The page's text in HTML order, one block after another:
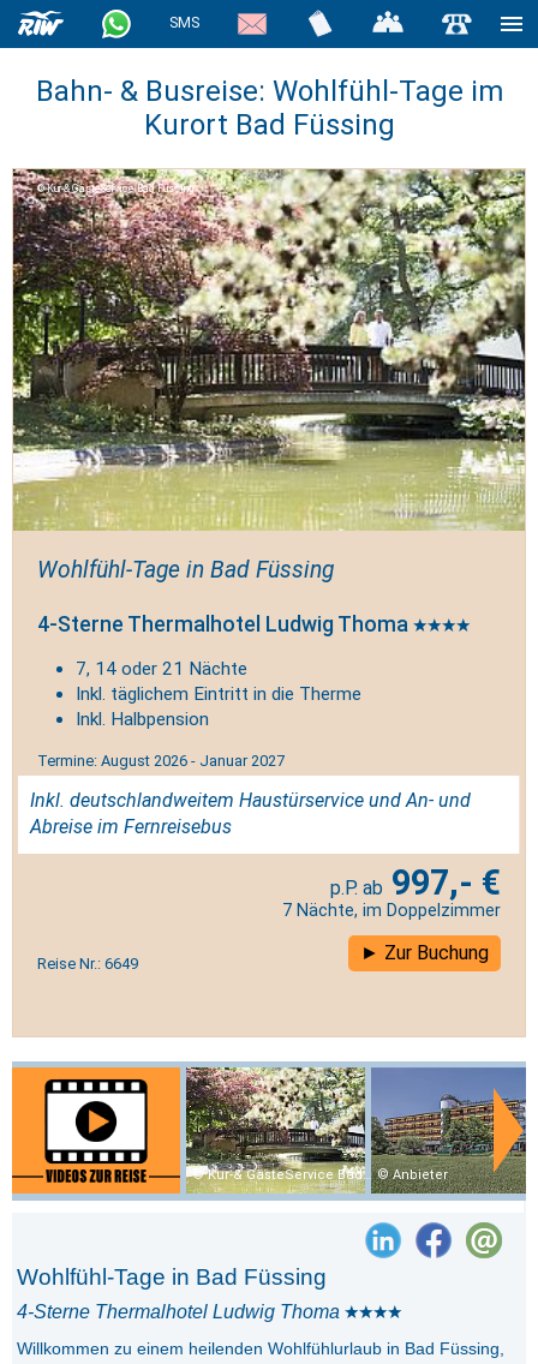
SMS
Bahn- & Busreise: Wohlfühl-Tage im
Kurort Bad Füssing
Kur-& GästeService Bad Füssing
Wohlfühl-Tage in Bad Füssing
4-Sterne Thermalhotel Ludwig Thoma
7, 14 oder 21 Nächte
Inkl. täglichem Eintritt in die Therme
Inkl. Halbpension
Termine: August 2026 - Januar 2027
Inkl. deutschlandweitem Haustürservice und An- und
Abreise im Fernreisebus
997,- €
7 Nächte, im Doppelzimmer
Reise Nr.: 6649 Zur Buchung
Kur-& GästeService Bad Füssing Anbieter
Wohlfühl-Tage in Bad Füssing
4-Sterne Thermalhotel Ludwig Thoma
Willkommen zu einem heilenden Wohlfühlurlaub in Bad Füssing,